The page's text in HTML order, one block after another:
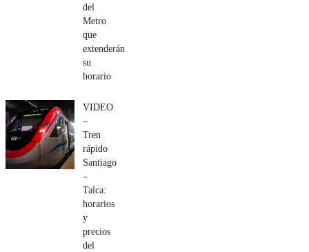
del
Metro
que
extenderán
su
horario
VIDEO
–
Tren
rápido
Santiago
–
Talca:
horarios
y
precios
del